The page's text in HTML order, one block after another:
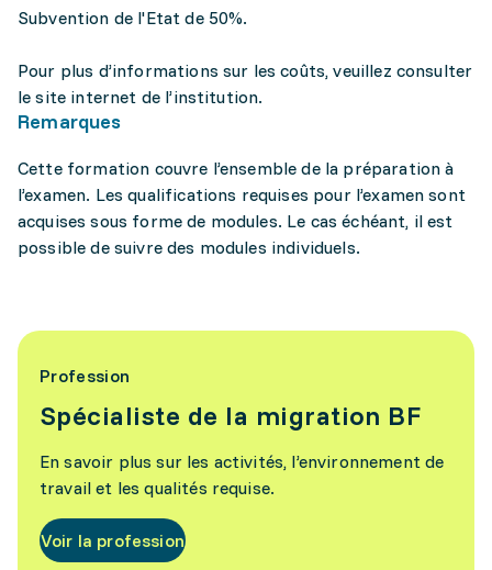
Subvention de l'Etat de 50%.
Pour plus d’informations sur les coûts, veuillez consulter
le site internet de l’institution.
Remarques
Cette formation couvre l’ensemble de la préparation à
l’examen. Les qualifications requises pour l’examen sont
acquises sous forme de modules. Le cas échéant, il est
possible de suivre des modules individuels.
Profession
Spécialiste de la migration BF
En savoir plus sur les activités, l’environnement de
travail et les qualités requise.
Voir la profession